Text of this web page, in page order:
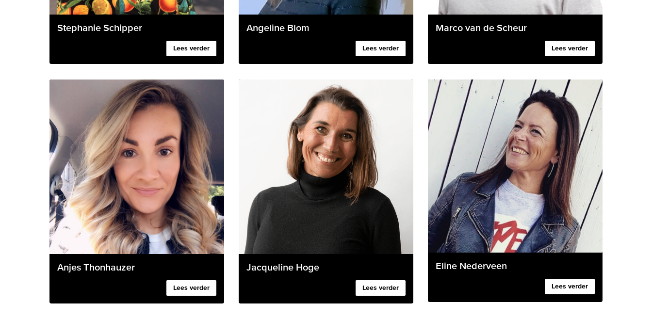
Stephanie Schipper
Lees verder
Angeline Blom
Lees verder
Marco van de Scheur
Lees verder
Anjes Thonhauzer
Lees verder
Jacqueline Hoge
Lees verder
Eline Nederveen
Lees verder